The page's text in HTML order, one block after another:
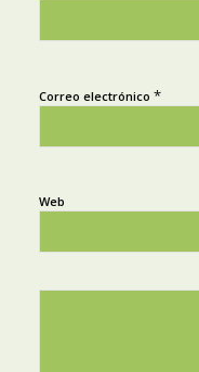
Correo electrónico *
Web